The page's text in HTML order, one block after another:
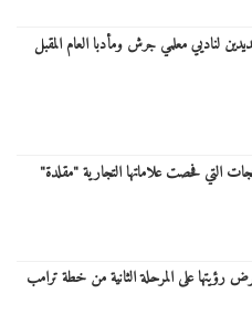
لناديي معلمي جرش ومأدبا العام المقبل
رؤيتها على المرحلة الثانية من خطة ترامب